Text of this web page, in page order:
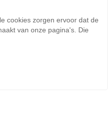
cookies zorgen ervoor dat de
van onze pagina's. Die